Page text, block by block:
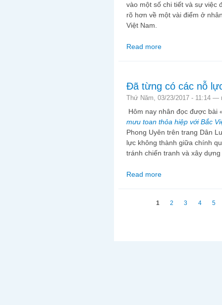
vào một số chi tiết và sự việc
rõ hơn về một vài điểm ở
Việt Nam.
Read more
Đã từng có các nỗ
Thứ Năm, 03/23/2017 - 11:14 —
Hôm nay nhân đọc được bài
mưu toan thỏa hiệp với Bắc
Phong Uyên trên trang Dân
lực không thành giữa chính
tránh chiến tranh và xây
Read more
1 2 3 4 5